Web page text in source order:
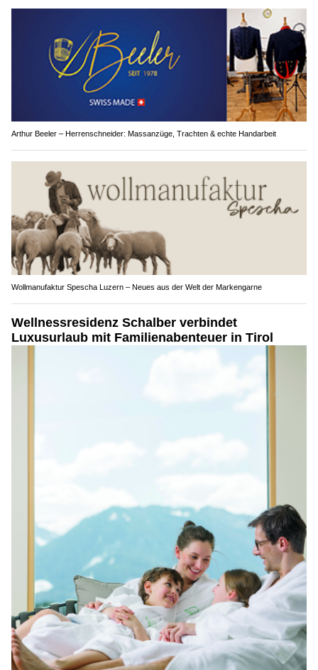
Arthur Beeler – Herrenschneider: Massanzüge, Trachten & echte Handarbeit
Wollmanufaktur Spescha Luzern – Neues aus der Welt der Markengarne
Wellnessresidenz Schalber verbindet
Luxusurlaub mit Familienabenteuer in Tirol